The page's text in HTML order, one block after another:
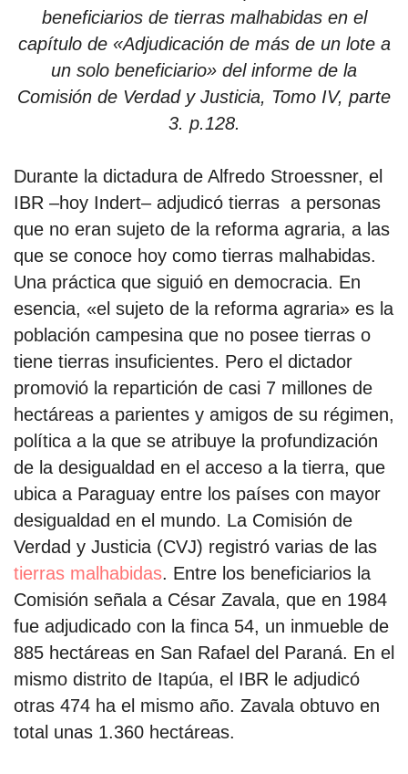
el surti
acerca
beneficiarios de tierras malhabidas en el
capítulo de «Adjudicación de más de un lote a
un solo beneficiario» del informe de la
Comisión de Verdad y Justicia, Tomo IV, parte
3. p.128.
Durante la dictadura de Alfredo Stroessner, el
IBR –hoy Indert– adjudicó tierras a personas
que no eran sujeto de la reforma agraria, a las
que se conoce hoy como tierras malhabidas.
Una práctica que siguió en democracia. En
esencia, «el sujeto de la reforma agraria» es la
población campesina que no posee tierras o
tiene tierras insuficientes. Pero el dictador
promovió la repartición de casi 7 millones de
hectáreas a parientes y amigos de su régimen,
política a la que se atribuye la profundización
de la desigualdad en el acceso a la tierra, que
ubica a Paraguay entre los países con mayor
desigualdad en el mundo. La Comisión de
Verdad y Justicia (CVJ) registró varias de las
tierras malhabidas. Entre los beneficiarios la
Comisión señala a César Zavala, que en 1984
fue adjudicado con la finca 54, un inmueble de
885 hectáreas en San Rafael del Paraná. En el
mismo distrito de Itapúa, el IBR le adjudicó
otras 474 ha el mismo año. Zavala obtuvo en
total unas 1.360 hectáreas.